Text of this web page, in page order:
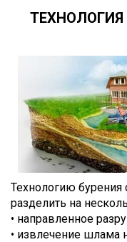
Технологию
разделить на
• направленное
• извлечение шлама